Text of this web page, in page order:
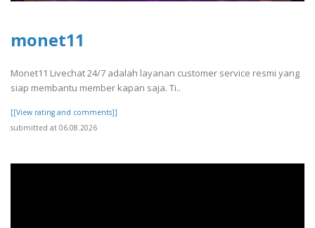
monet11
Monet11 Livechat 24/7 adalah layanan customer service resmi yang
siap membantu member kapan saja. Ti..
[[View rating and comments]]
submitted at 06.08.2026